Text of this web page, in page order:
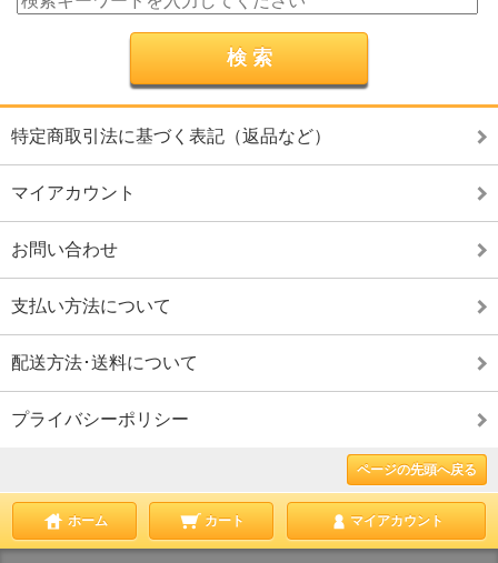
特定商取引法に基づく表記（返品など）
マイアカウント
お問い合わせ
支払い方法について
配送方法･送料について
プライバシーポリシー
ページの先頭へ戻る
ホーム カート マイアカウント